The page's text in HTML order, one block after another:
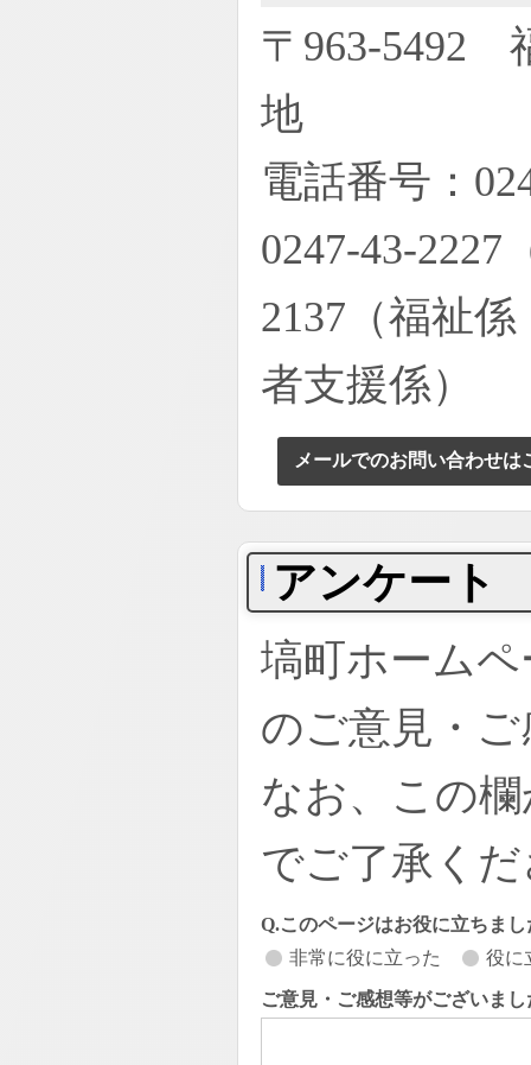
〒963-5492
地
電話番号：
0247-43-
2137（福祉
者支援係）
メールでのお問い合わせは
アンケート
塙町ホーム
のご意見・
なお、この
でご了承く
Q.このページはお役に立ちまし
非常に役に立った
役に
ご意見・ご感想等がございま